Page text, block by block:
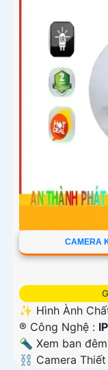
CAMERA
✨ Hình Ành
®️ Công Nghệ :
🔦 Xem ban
⛓ Camera Thiết